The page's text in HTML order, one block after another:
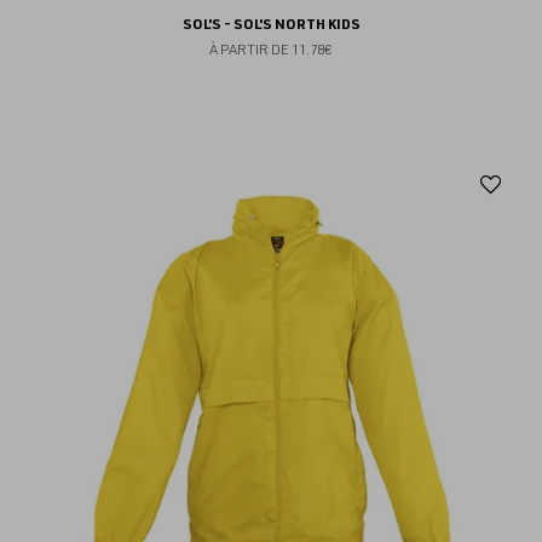
SOL'S - SOL'S NORTH KIDS
À PARTIR DE 11.78€